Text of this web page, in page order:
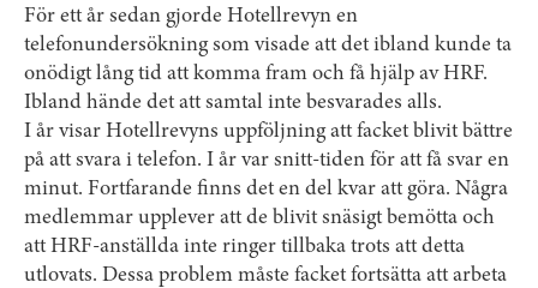
För ett år sedan gjorde Hotellrevyn en
telefonundersökning som visade att det ibland kunde ta
onödigt lång tid att komma fram och få hjälp av HRF.
Ibland hände det att samtal inte besvarades alls.
I år visar Hotellrevyns uppföljning att facket blivit bättre
på att svara i telefon. I år var snitt-tiden för att få svar en
minut. Fortfarande finns det en del kvar att göra. Några
medlemmar upplever att de blivit snäsigt bemötta och
att HRF-anställda inte ringer tillbaka trots att detta
utlovats. Dessa problem måste facket fortsätta att arbeta